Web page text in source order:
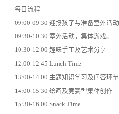
每日流程
09:00-09:30 迎接孩子与准备室外活动
09:30-10:30 室外活动，集体游戏。
10:30-12:00 趣味手工及艺术分享
12:00-12:45 Lunch Time
13:00-14:00 主题知识学习及问答环节
14:00-15:30 绘画及竞赛型集体创作
15:30-16:00 Snack Time